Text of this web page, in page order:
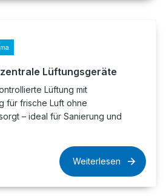
Lüftungsgeräte
Lüftung mit
für frische Luft ohne
– ideal für Sanierung und
Weiterlesen